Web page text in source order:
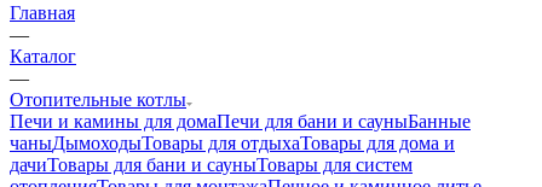
Главная
—
Каталог
—
Отопительные котлы
Печи и камины для домаПечи для бани и сауныБанные
чаныДымоходыТовары для отдыхаТовары для дома и
дачиТовары для бани и сауныТовары для систем